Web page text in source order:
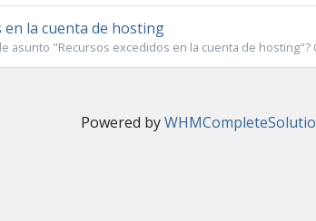
en la cuenta de hosting
asunto "Recursos excedidos en la cuenta de hosting"?
Powered by